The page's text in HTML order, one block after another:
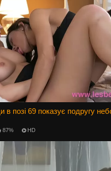
в позі 69 показує подругу
87% HD